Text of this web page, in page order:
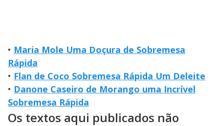
• Maria Mole Uma Doçura de Sobremesa
Rápida
• Flan de Coco Sobremesa Rápida Um Deleite
• Danone Caseiro de Morango uma Incrível
Sobremesa Rápida
Os textos aqui publicados não